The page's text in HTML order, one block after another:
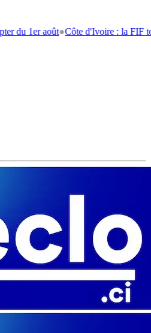
1er août●Côte d'Ivoire : la FIF tourne